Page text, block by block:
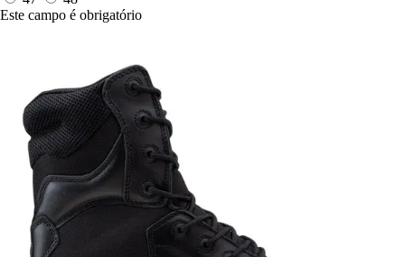
Este campo é obrigatório